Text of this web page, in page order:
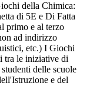
della Chimica:
di 5E e Di Fatta
primo e al terzo
ad indirizzo
etc.) I Giochi
tra le iniziative di
delle scuole
e del